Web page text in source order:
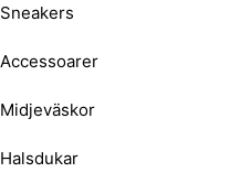
Sneakers
Accessoarer
Midjeväskor
Halsdukar